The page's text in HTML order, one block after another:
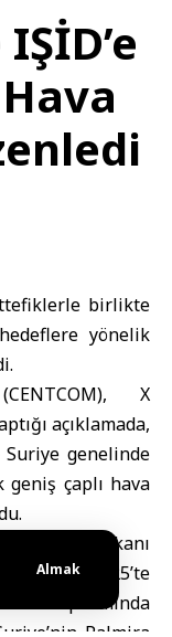
Almak
birlikte
yönelik
X
açıklamada,
genelinde
geniş çaplı hava
ABD Başkanı
Aralık 2025’te
kapsamında
Palmira